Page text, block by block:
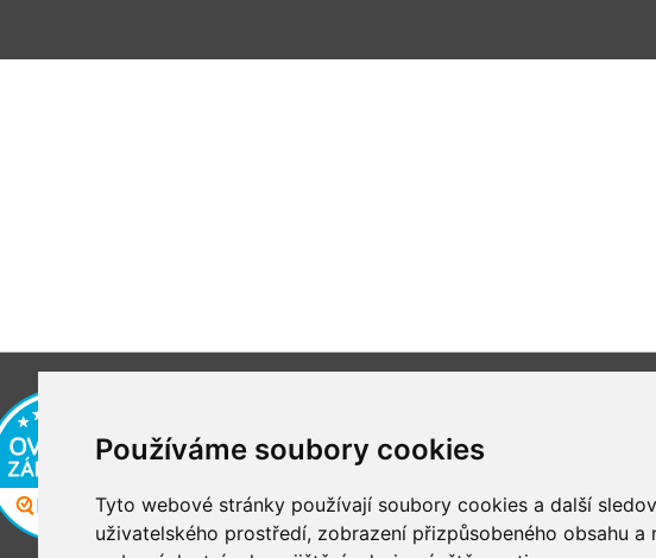
Používáme soubory cookies
Tyto webové stránky používají soubory cookies a další
uživatelského prostředí, zobrazení přizpůsobeného obsahu a